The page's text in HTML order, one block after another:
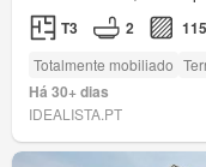
T3 2
Totalmente mobiliado
Há 30+ dias
IDEALISTA.PT